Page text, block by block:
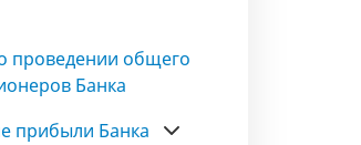
проведении общего
Банка
прибыли Банка